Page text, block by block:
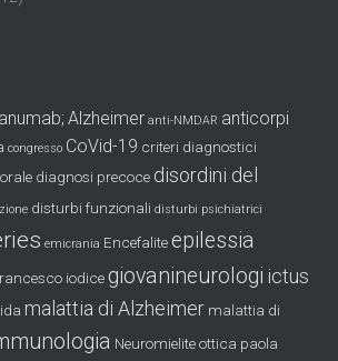
Alzheimer anti-NMDAR anticorpi
congresso CoVid-19 criteri diagnostici
diagnosi precoce disordini del
disturbi funzionali disturbi psichiatrici
emicrania Encefaliteepilessia
iodicegiovanineurologi ictus
malattia di Alzheimer malattia di
Neuromielite ottica paola